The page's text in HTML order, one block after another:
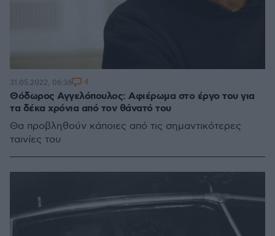
Θόδωρος Αγγελόπουλος: Αφιέρωμα στο έργο του για
τα δέκα χρόνια από τον θάνατό του
Θα προβληθούν κάποιες από τις σημαντικότερες
ταινίες του
31.05.2022, 06:36 4